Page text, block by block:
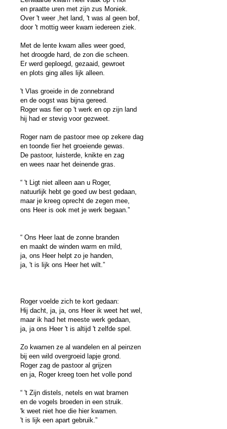
en praatte uren met zijn zus Moniek.
Over 't weer ,het land, 't was al geen bof,
door 't mottig weer kwam iedereen ziek.
Met de lente kwam alles weer goed,
het droogde hard, de zon die scheen.
Er werd geploegd, gezaaid, gewroet
en plots ging alles lijk alleen.
't Vlas groeide in de zonnebrand
en de oogst was bijna gereed.
Roger was fier op 't werk en op zijn land
hij had er stevig voor gezweet.
Roger nam de pastoor mee op zekere dag
en toonde fier het groeiende gewas.
De pastoor, luisterde, knikte en zag
en wees naar het deinende gras.
“ 't Ligt niet alleen aan u Roger,
natuurlijk hebt ge goed uw best gedaan,
maar je kreeg oprecht de zegen mee,
ons Heer is ook met je werk begaan.”
“ Ons Heer laat de zonne branden
en maakt de winden warm en mild,
ja, ons Heer helpt zo je handen,
ja, 't is lijk ons Heer het wilt.”
Roger voelde zich te kort gedaan:
Hij dacht, ja, ja, ons Heer ik weet het wel,
maar ik had het meeste werk gedaan,
ja, ja ons Heer 't is altijd 't zelfde spel.
Zo kwamen ze al wandelen en al peinzen
bij een wild overgroeid lapje grond.
Roger zag de pastoor al grijzen
en ja, Roger kreeg toen het volle pond
“ 't Zijn distels, netels en wat bramen
en de vogels broeden in een struik.
'k weet niet hoe die hier kwamen.
't is lijk een apart gebruik.”